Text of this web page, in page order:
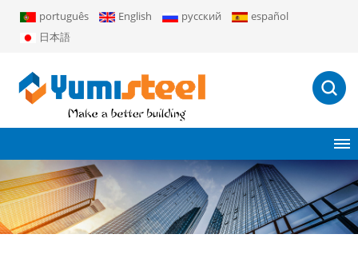
português English русский
español
日本語